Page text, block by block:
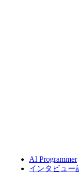
AI Programmer
インタビュー